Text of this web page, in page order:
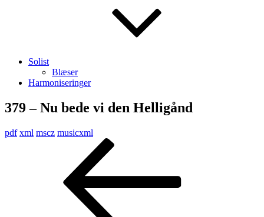
Solist
Blæser
Harmoniseringer
379 – Nu bede vi den Helligånd
pdf xml mscz musicxml
Indlægsnavigation